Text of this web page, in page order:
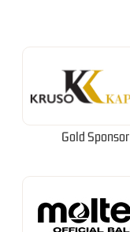
Gold Sponsor